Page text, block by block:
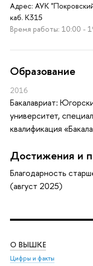
Адрес: АУК
каб. K315
Время работы: 10:00 -
Oбразование
2016
Бакалавриат:
университет,
квалификация
Достижения и
Благодарность
(август 2025)
О ВЫШКЕ
Цифры и факты